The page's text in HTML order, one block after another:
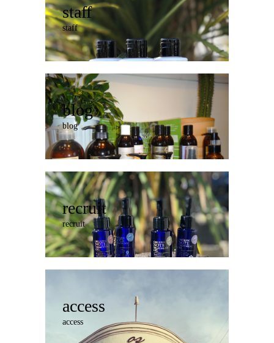
staff
staff
blog
blog
recruit
recruit
access
access